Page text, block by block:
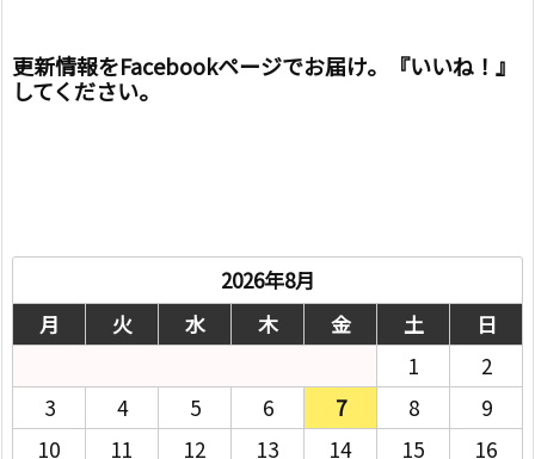
更新情報をFacebookページでお届け。『いいね！』
してください。
2026年8月
月
火 水 木 金 土
日
1
2
3
4 5 6 7 8
9
10
11 12 13 14 15
16